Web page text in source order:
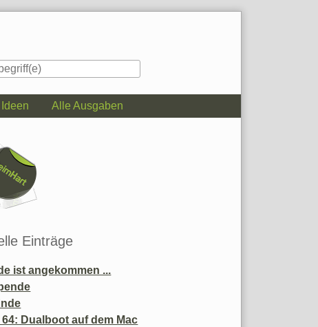
Ideen Alle Ausgaben
Einträge
ist angekommen ...
64: Dualboot auf dem Mac